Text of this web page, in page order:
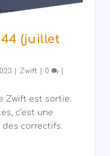
(juillet
|Zwift |0
Zwift est sortie.
c’est une
des correctifs.